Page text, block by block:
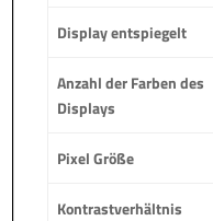
Display entspiegelt
Anzahl der Farben des
Displays
Pixel Größe
Kontrastverhältnis